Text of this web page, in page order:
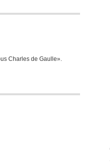
Charles de Gaulle».